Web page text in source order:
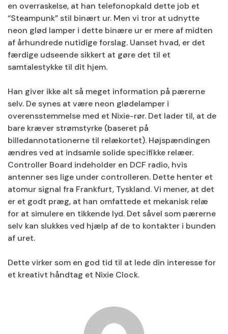
en overraskelse, at han telefonopkald dette job et
“Steampunk” stil binært ur. Men vi tror at udnytte
neon glød lamper i dette binære ur er mere af midten
af ​​århundrede nutidige forslag. Uanset hvad, er det
færdige udseende sikkert at gøre det til et
samtalestykke til dit hjem.
Han giver ikke alt så meget information på pærerne
selv. De synes at være neon glødelamper i
overensstemmelse med et Nixie-rør. Det lader til, at de
bare kræver strømstyrke (baseret på
billedannotationerne til relækortet). Højspændingen
ændres ved at indsamle solide specifikke relæer.
Controller Board indeholder en DCF radio, hvis
antenner ses lige under controlleren. Dette henter et
atomur signal fra Frankfurt, Tyskland. Vi mener, at det
er et godt præg, at han omfattede et mekanisk relæ
for at simulere en tikkende lyd. Det såvel som pærerne
selv kan slukkes ved hjælp af de to kontakter i bunden
af ​​uret.
Dette virker som en god tid til at lede din interesse for
et kreativt håndtag et Nixie Clock.